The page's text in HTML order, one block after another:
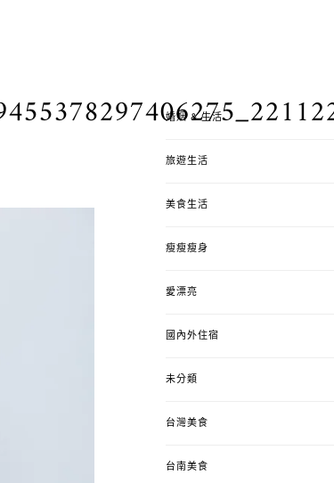
婚姻 & 生活
旅遊生活
美食生活
瘦瘦瘦身
愛漂亮
國內外住宿
未分類
台灣美食
台南美食